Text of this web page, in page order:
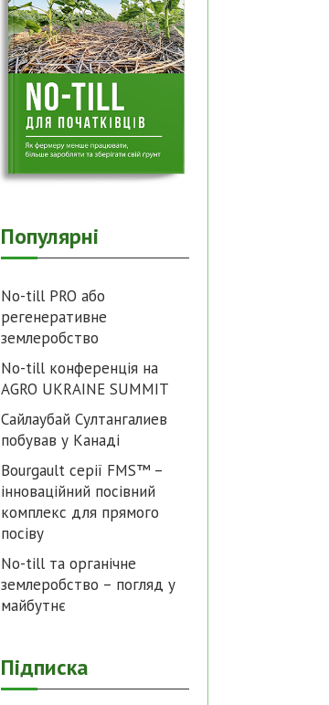
Популярні
No-till PRO або
регенеративне
землеробство
No-till конференція на
AGRO UKRAINE SUMMIT
Сайлаубай Султангалиев
побував у Канаді
Bourgault серії FMS™ –
інноваційний посівний
комплекс для прямого
посіву
No-till та органічне
землеробство – погляд у
майбутнє
Підписка